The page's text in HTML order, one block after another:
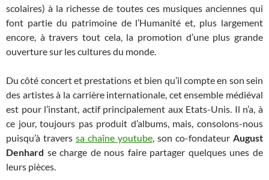
scolaires) à la richesse de toutes ces musiques anciennes qui
font partie du patrimoine de l’Humanité et, plus largement
encore, à travers tout cela, la promotion d’une plus grande
ouverture sur les cultures du monde.
Du côté concert et prestations et bien qu’il compte en son sein
des artistes à la carrière internationale, cet ensemble médiéval
est pour l’instant, actif principalement aux Etats-Unis. Il n’a, à
ce jour, toujours pas produit d’albums, mais, consolons-nous
puisqu’à travers sa chaîne youtube, son co-fondateur August
Denhard se charge de nous faire partager quelques unes de
leurs pièces.